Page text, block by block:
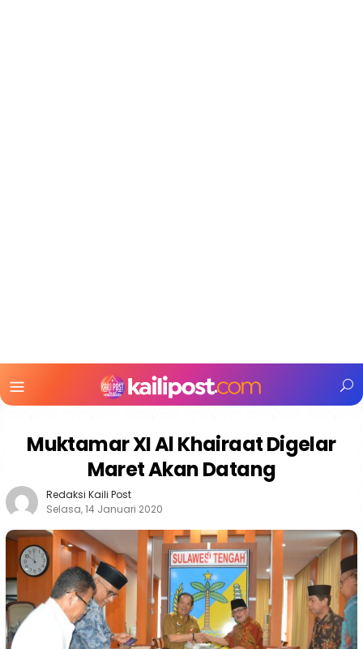
Mobile
Muktamar XI Al Khairaat Digelar
Maret Akan Datang
Redaksi Kaili Post
Selasa, 14 Januari 2020